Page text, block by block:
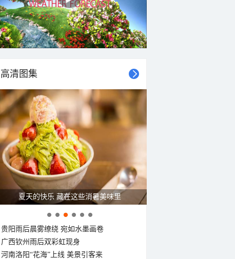
高清图集
夏天的快乐 藏在这些消暑美味里
贵阳雨后晨雾缭绕 宛如水墨画卷
广西钦州雨后双彩虹现身
河南洛阳“花海”上线 美景引客来